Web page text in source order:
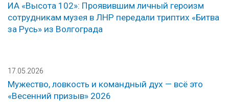
ИА «Высота 102»: Проявившим личный героизм
сотрудникам музея в ЛНР передали триптих «Битва
за Русь» из Волгограда
17.05.2026
Мужество, ловкость и командный дух — всё это
«Весенний призыв» 2026